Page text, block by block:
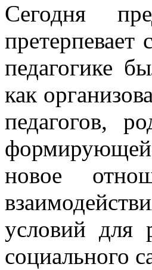
Сегодня
педагогике
как
педагогов,
новое
условий для
социального